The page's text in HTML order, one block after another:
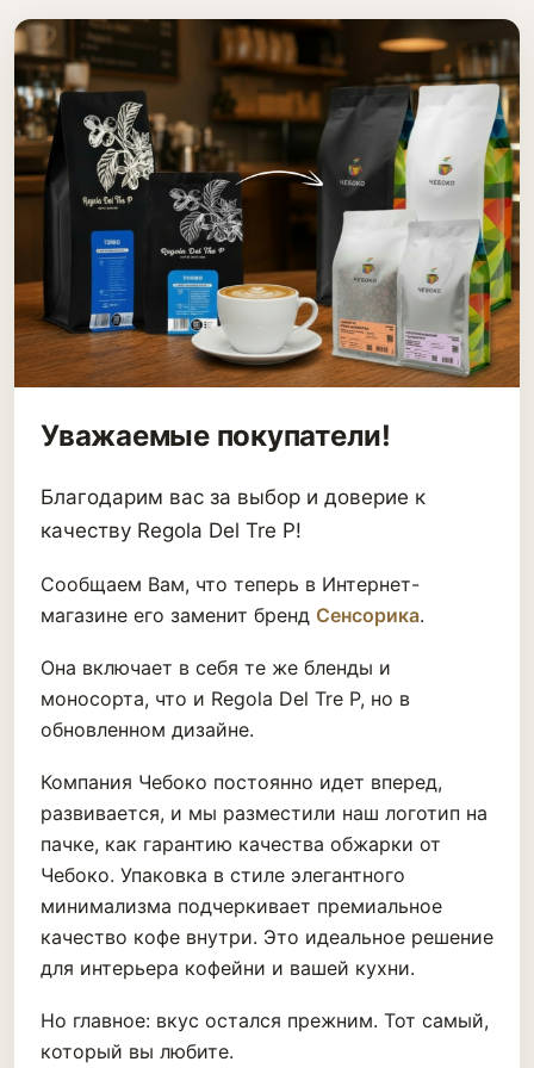
Уважаемые покупатели!
Благодарим вас за выбор и доверие к
качеству Regola Del Tre P!
Сообщаем Вам, что теперь в Интернет-
магазине его заменит бренд Сенсорика.
Она включает в себя те же бленды и
моносорта, что и Regola Del Tre P, но в
обновленном дизайне.
Компания Чебоко постоянно идет вперед,
развивается, и мы разместили наш логотип на
пачке, как гарантию качества обжарки от
Чебоко. Упаковка в стиле элегантного
минимализма подчеркивает премиальное
качество кофе внутри. Это идеальное решение
для интерьера кофейни и вашей кухни.
Но главное: вкус остался прежним. Тот самый,
который вы любите.